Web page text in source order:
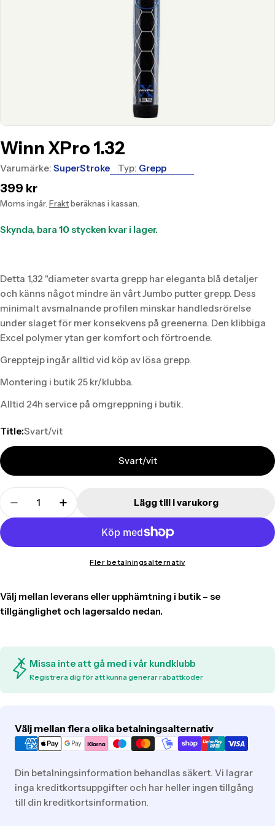
Winn XPro 1.32
Varumärke: SuperStroke Typ: Grepp
Translation
missing:
399 kr
Moms ingår. Fraktberäknas i kassan.
Skynda, bara 10stycken kvar i lager.
Detta 1,32 "diameter svarta grepp har eleganta blå detaljer
och känns något mindre än vårt Jumbo putter grepp. Dess
minimalt avsmalnande profilen minskar handledsrörelse
under slaget för mer konsekvens på greenerna. Den klibbiga
Excel polymer ytan ger komfort och förtroende.
Grepptejp ingår alltid vid köp av lösa grepp.
Montering i butik 25 kr/klubba.
Alltid 24h service på omgreppning i butik.
Title:Svart/vit
Svart/vit
Translation
missing:
sv.products.product.quantity.label
Translation missing:
Translation missing:
Lägg till i varukorg
Fler betalningsalternativ
Missa inte att gå med i vår kundklubb
Registrera dig för att kunna generar rabattkoder
Välj mellan flera olika betalningsalternativ
Translation
missing:
Din betalningsinformation behandlas säkert. Vi lagrar
inga kreditkortsuppgifter och har heller ingen tillgång
till din kreditkortsinformation.